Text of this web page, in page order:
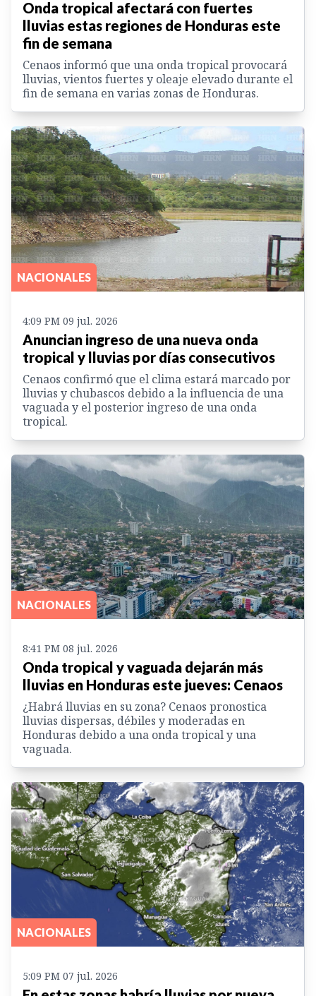
Onda tropical afectará con fuertes
lluvias estas regiones de Honduras este
fin de semana
Cenaos informó que una onda tropical provocará
lluvias, vientos fuertes y oleaje elevado durante el
fin de semana en varias zonas de Honduras.
NACIONALES
4:09 PM 09 jul. 2026
Anuncian ingreso de una nueva onda
tropical y lluvias por días consecutivos
Cenaos confirmó que el clima estará marcado por
lluvias y chubascos debido a la influencia de una
vaguada y el posterior ingreso de una onda
tropical.
NACIONALES
8:41 PM 08 jul. 2026
Onda tropical y vaguada dejarán más
lluvias en Honduras este jueves: Cenaos
¿Habrá lluvias en su zona? Cenaos pronostica
lluvias dispersas, débiles y moderadas en
Honduras debido a una onda tropical y una
vaguada.
NACIONALES
5:09 PM 07 jul. 2026